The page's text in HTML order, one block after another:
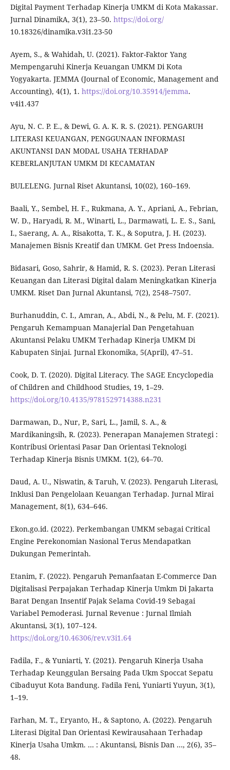
Digital Payment Terhadap Kinerja UMKM di Kota Makassar.
Jurnal DinamikA, 3(1), 23–50. https://doi.org/
10.18326/dinamika.v3i1.23-50
Ayem, S., & Wahidah, U. (2021). Faktor-Faktor Yang
Mempengaruhi Kinerja Keuangan UMKM Di Kota
Yogyakarta. JEMMA (Journal of Economic, Management and
Accounting), 4(1), 1. https://doi.org/10.35914/jemma.
v4i1.437
Ayu, N. C. P. E., & Dewi, G. A. K. R. S. (2021). PENGARUH
LITERASI KEUANGAN, PENGGUNAAN INFORMASI
AKUNTANSI DAN MODAL USAHA TERHADAP
KEBERLANJUTAN UMKM DI KECAMATAN
BULELENG. Jurnal Riset Akuntansi, 10(02), 160–169.
Baali, Y., Sembel, H. F., Rukmana, A. Y., Apriani, A., Febrian,
W. D., Haryadi, R. M., Winarti, L., Darmawati, L. E. S., Sani,
I., Saerang, A. A., Risakotta, T. K., & Soputra, J. H. (2023).
Manajemen Bisnis Kreatif dan UMKM. Get Press Indoensia.
Bidasari, Goso, Sahrir, & Hamid, R. S. (2023). Peran Literasi
Keuangan dan Literasi Digital dalam Meningkatkan Kinerja
UMKM. Riset Dan Jurnal Akuntansi, 7(2), 2548–7507.
Burhanuddin, C. I., Amran, A., Abdi, N., & Pelu, M. F. (2021).
Pengaruh Kemampuan Manajerial Dan Pengetahuan
Akuntansi Pelaku UMKM Terhadap Kinerja UMKM Di
Kabupaten Sinjai. Jurnal Ekonomika, 5(April), 47–51.
Cook, D. T. (2020). Digital Literacy. The SAGE Encyclopedia
of Children and Childhood Studies, 19, 1–29.
https://doi.org/10.4135/9781529714388.n231
Darmawan, D., Nur, P., Sari, L., Jamil, S. A., &
Mardikaningsih, R. (2023). Penerapan Manajemen Strategi :
Kontribusi Orientasi Pasar Dan Orientasi Teknologi
Terhadap Kinerja Bisnis UMKM. 1(2), 64–70.
Daud, A. U., Niswatin, & Taruh, V. (2023). Pengaruh Literasi,
Inklusi Dan Pengelolaan Keuangan Terhadap. Jurnal Mirai
Management, 8(1), 634–646.
Ekon.go.id. (2022). Perkembangan UMKM sebagai Critical
Engine Perekonomian Nasional Terus Mendapatkan
Dukungan Pemerintah.
Etanim, F. (2022). Pengaruh Pemanfaatan E-Commerce Dan
Digitalisasi Perpajakan Terhadap Kinerja Umkm Di Jakarta
Barat Dengan Insentif Pajak Selama Covid-19 Sebagai
Variabel Pemoderasi. Jurnal Revenue : Jurnal Ilmiah
Akuntansi, 3(1), 107–124.
https://doi.org/10.46306/rev.v3i1.64
Fadila, F., & Yuniarti, Y. (2021). Pengaruh Kinerja Usaha
Terhadap Keunggulan Bersaing Pada Ukm Spoccat Sepatu
Cibaduyut Kota Bandung. Fadila Feni, Yuniarti Yuyun, 3(1),
1–19.
Farhan, M. T., Eryanto, H., & Saptono, A. (2022). Pengaruh
Literasi Digital Dan Orientasi Kewirausahaan Terhadap
Kinerja Usaha Umkm. … : Akuntansi, Bisnis Dan …, 2(6), 35–
48.